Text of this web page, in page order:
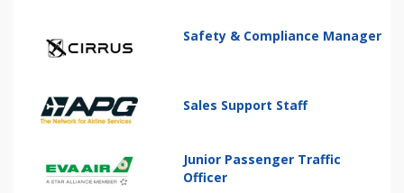
Safety & Compliance Manager
Sales Support Staff
Junior Passenger Traffic
Officer